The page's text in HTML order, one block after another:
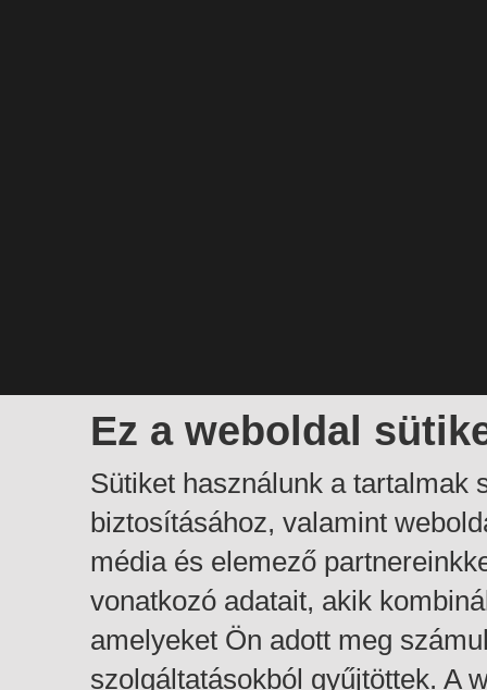
Ez a weboldal
Sütiket használunk a tartalmak
biztosításához, valamint
média és elemező
vonatkozó adatait, akik
amelyeket Ön adott meg
szolgáltatásokból gyűjtöttek. A